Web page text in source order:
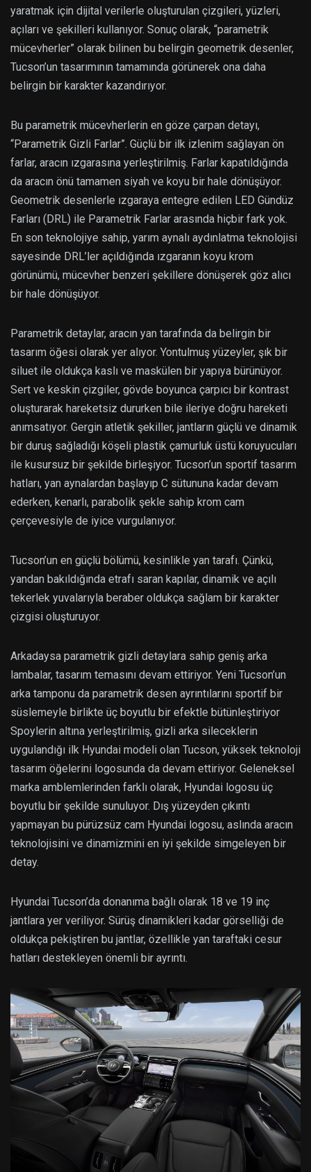
yaratmak için dijital verilerle oluşturulan çizgileri, yüzleri,
açıları ve şekilleri kullanıyor. Sonuç olarak, “parametrik
mücevherler” olarak bilinen bu belirgin geometrik desenler,
Tucson’un tasarımının tamamında görünerek ona daha
belirgin bir karakter kazandırıyor.
Bu parametrik mücevherlerin en göze çarpan detayı,
“Parametrik Gizli Farlar”. Güçlü bir ilk izlenim sağlayan ön
farlar, aracın ızgarasına yerleştirilmiş. Farlar kapatıldığında
da aracın önü tamamen siyah ve koyu bir hale dönüşüyor.
Geometrik desenlerle ızgaraya entegre edilen LED Gündüz
Farları (DRL) ile Parametrik Farlar arasında hiçbir fark yok.
En son teknolojiye sahip, yarım aynalı aydınlatma teknolojisi
sayesinde DRL’ler açıldığında ızgaranın koyu krom
görünümü, mücevher benzeri şekillere dönüşerek göz alıcı
bir hale dönüşüyor.
Parametrik detaylar, aracın yan tarafında da belirgin bir
tasarım öğesi olarak yer alıyor. Yontulmuş yüzeyler, şık bir
siluet ile oldukça kaslı ve maskülen bir yapıya bürünüyor.
Sert ve keskin çizgiler, gövde boyunca çarpıcı bir kontrast
oluşturarak hareketsiz dururken bile ileriye doğru hareketi
anımsatıyor. Gergin atletik şekiller, jantların güçlü ve dinamik
bir duruş sağladığı köşeli plastik çamurluk üstü koruyucuları
ile kusursuz bir şekilde birleşiyor. Tucson’un sportif tasarım
hatları, yan aynalardan başlayıp C sütununa kadar devam
ederken, kenarlı, parabolik şekle sahip krom cam
çerçevesiyle de iyice vurgulanıyor.
Tucson’un en güçlü bölümü, kesinlikle yan tarafı. Çünkü,
yandan bakıldığında etrafı saran kapılar, dinamik ve açılı
tekerlek yuvalarıyla beraber oldukça sağlam bir karakter
çizgisi oluşturuyor.
Arkadaysa parametrik gizli detaylara sahip geniş arka
lambalar, tasarım temasını devam ettiriyor. Yeni Tucson’un
arka tamponu da parametrik desen ayrıntılarını sportif bir
süslemeyle birlikte üç boyutlu bir efektle bütünleştiriyor
Spoylerin altına yerleştirilmiş, gizli arka sileceklerin
uygulandığı ilk Hyundai modeli olan Tucson, yüksek teknoloji
tasarım öğelerini logosunda da devam ettiriyor. Geleneksel
marka amblemlerinden farklı olarak, Hyundai logosu üç
boyutlu bir şekilde sunuluyor. Dış yüzeyden çıkıntı
yapmayan bu pürüzsüz cam Hyundai logosu, aslında aracın
teknolojisini ve dinamizmini en iyi şekilde simgeleyen bir
detay.
Hyundai Tucson’da donanıma bağlı olarak 18 ve 19 inç
jantlara yer veriliyor. Sürüş dinamikleri kadar görselliği de
oldukça pekiştiren bu jantlar, özellikle yan taraftaki cesur
hatları destekleyen önemli bir ayrıntı.